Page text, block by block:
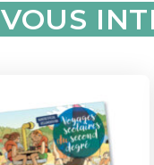
VOUS